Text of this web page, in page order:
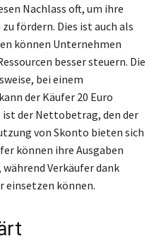
Nachlass oft, um ihre
fördern. Dies ist auch als
können Unternehmen
besser steuern. Die
bei einem
der Käufer 20 Euro
der Nettobetrag, den der
von Skonto bieten sich
können ihre Ausgaben
Verkäufer dank
einsetzen können.